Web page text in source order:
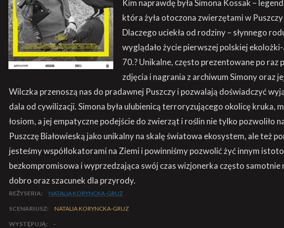
Kim naprawdę była Simona Kossak –
która żyła otoczona zwierzętami w Puszczy
Dlaczego uciekła od rodziny – słynnego
wyglądało życie pierwszej polskiej
70.? Unikalne, często prezentowane po raz
zdjęcia i nagrania z archiwum Simony oraz
Wilczka przenoszą nas do pradawnej Puszczy i pozwalają doświadczyć
dala od cywilizacji. Simona była ulubienicą terroryzującego okolicę kruka,
łosiom, a jej empatyczne podejście do zwierząt i roślin nie tylko pozwoliło
Puszczę Białowieską jako unikalny na skalę światowa ekosystem, ale też
jesteśmy współlokatorami na Ziemi i powinniśmy pozwolić żyć innym
bezkompromisowa i wyprzedzająca swój czas wizjonerka często samotnie
dobro oraz szacunek dla przyrody.
REŻYSERIA: NATALIA KORYNCKA-GRUZ
SCENARIUSZ: NATALIA KORYNCKA-GRUZ
WYSTĘPUJĄ: -